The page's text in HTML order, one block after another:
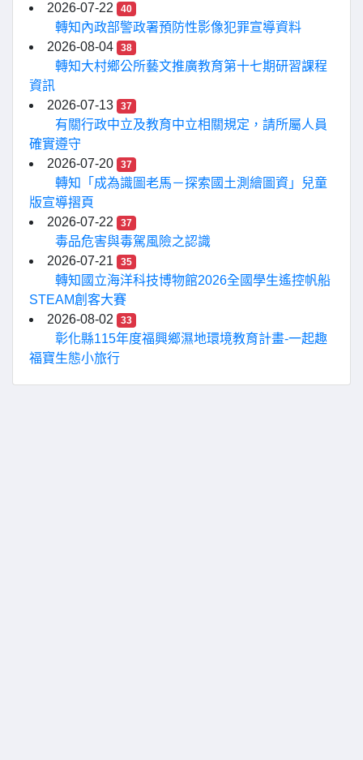
2026-07-22
40
轉知內政部警政署預防性影像犯罪宣導資料
2026-08-04
38
轉知大村鄉公所藝文推廣教育第十七期研習課程
資訊
2026-07-13
37
有關行政中立及教育中立相關規定，請所屬人員
確實遵守
2026-07-20
37
轉知「成為識圖老馬－探索國土測繪圖資」兒童
版宣導摺頁
2026-07-22
37
毒品危害與毒駕風險之認識
2026-07-21
35
轉知國立海洋科技博物館2026全國學生遙控帆船
STEAM創客大賽
2026-08-02
33
彰化縣115年度福興鄉濕地環境教育計畫-一起趣
福寶生態小旅行